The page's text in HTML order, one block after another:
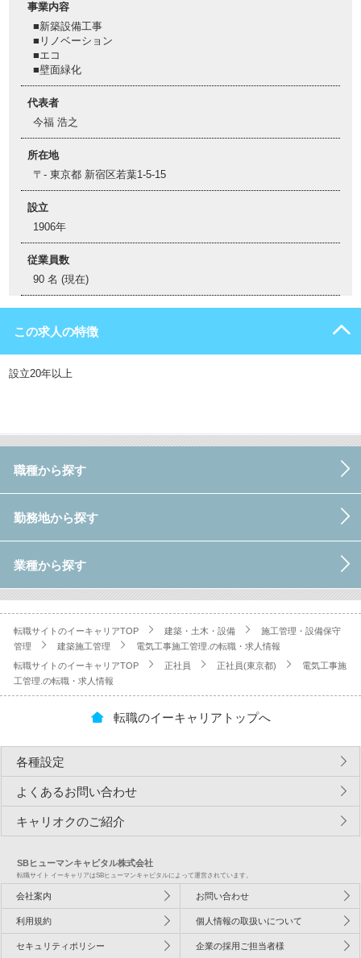
事業内容
■新築設備工事
■リノベーション
■エコ
■壁面緑化
代表者
今福 浩之
所在地
〒- 東京都 新宿区若葉1-5-15
設立
1906年
従業員数
90 名 (現在)
この求人の特徴
設立20年以上
職種から探す
勤務地から探す
業種から探す
転職サイトのイーキャリアTOP 建築・土木・設備
施工管理・設備保守
管理
建築施工管理 電気工事施工管理.の転職・求人情報
転職サイトのイーキャリアTOP 正社員 正社員(東京都)
電気工事施
工管理.の転職・求人情報
転職のイーキャリアトップへ
各種設定
よくあるお問い合わせ
キャリオクのご紹介
SBヒューマンキャピタル株式会社
転職サイト イーキャリアはSBヒューマンキャピタルによって運営されています。
会社案内 お問い合わせ
利用規約 個人情報の取扱いについて
セキュリティポリシー 企業の採用ご担当者様